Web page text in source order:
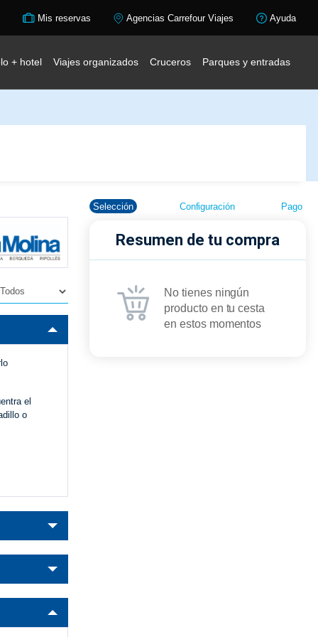
Mis reservas Agencias Carrefour Viajes Ayuda
+ hotel Viajes organizados Cruceros Parques y entradas
el
o
Selección Configuración Pago
Resumen de tu compra
No tienes ningún
producto en tu cesta
en estos momentos